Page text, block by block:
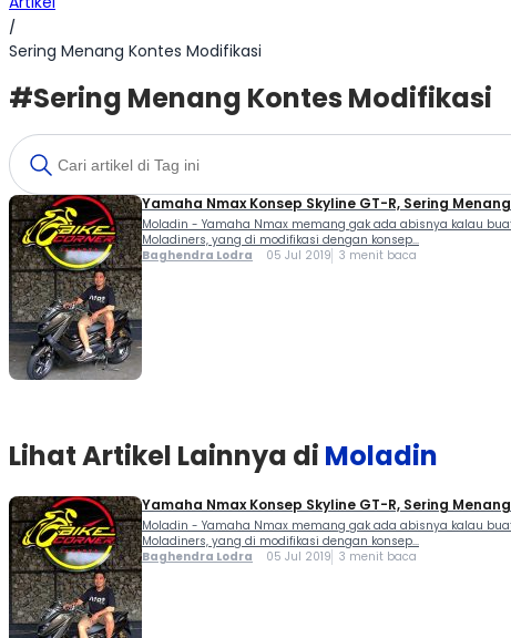
/
Sering Menang Kontes Modifikasi
#Sering Menang Kontes Modifikasi
Yamaha Nmax Konsep Skyline GT-R, Sering
Moladin - Yamaha Nmax memang gak ada abisnya kalau
Moladiners, yang di modifikasi dengan konsep...
Baghendra Lodra 05 Jul 2019 3 menit baca
Lihat Artikel Lainnya di Moladin
Yamaha Nmax Konsep Skyline GT-R, Sering
Moladin - Yamaha Nmax memang gak ada abisnya kalau
Moladiners, yang di modifikasi dengan konsep...
Baghendra Lodra 05 Jul 2019 3 menit baca